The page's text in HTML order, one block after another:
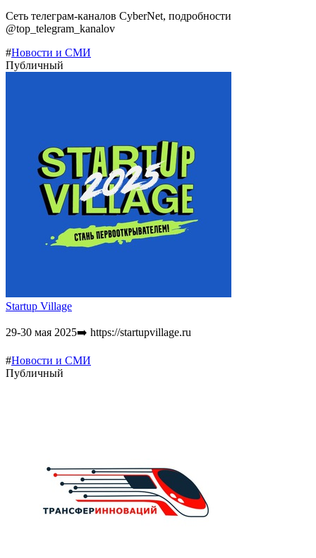
Сеть телеграм-каналов CyberNet, подробности
@top_telegram_kanalov
#Новости и СМИ
Публичный
Startup Village
29-30 мая 2025➡️ https://startupvillage.ru
#Новости и СМИ
Публичный